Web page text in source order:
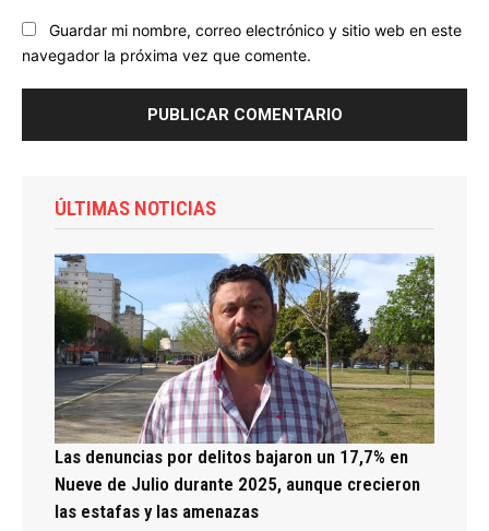
Guardar mi nombre, correo electrónico y sitio web en este
navegador la próxima vez que comente.
ÚLTIMAS NOTICIAS
Las denuncias por delitos bajaron un 17,7% en
Nueve de Julio durante 2025, aunque crecieron
las estafas y las amenazas